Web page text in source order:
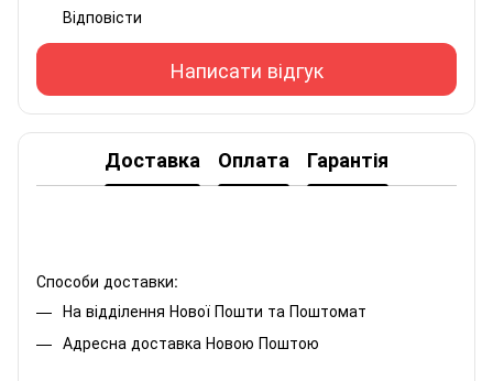
Відповісти
Написати відгук
Доставка Оплата Гарантія
Способи доставки:
На відділення Нової Пошти та Поштомат
Адресна доставка Новою Поштою